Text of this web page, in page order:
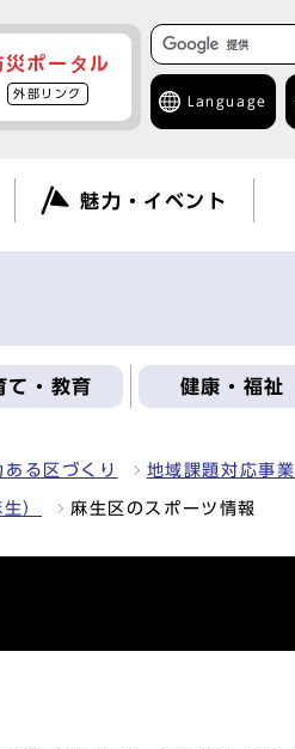
災ポータル
外部リンク
Language
魅力・イベント
て・教育 健康・福祉
ある区づくり 地域課題対応事業
） 麻生区のスポーツ情報